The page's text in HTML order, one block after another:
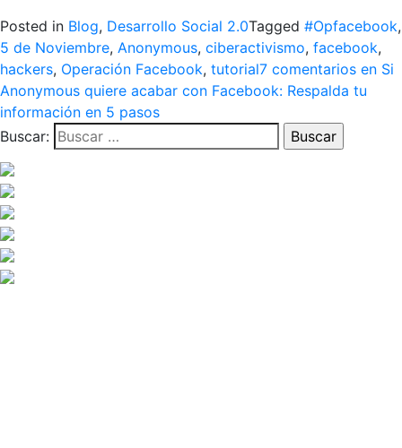
Posted in Blog, Desarrollo Social 2.0Tagged #Opfacebook,
5 de Noviembre, Anonymous, ciberactivismo, facebook,
hackers, Operación Facebook, tutorial7 comentarios en Si
Anonymous quiere acabar con Facebook: Respalda tu
información en 5 pasos
Buscar: